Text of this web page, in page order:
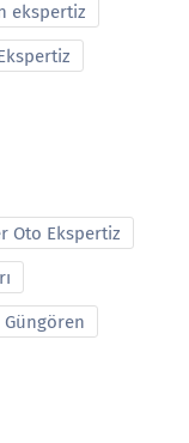
ekspertiz
Oto Ekspertiz